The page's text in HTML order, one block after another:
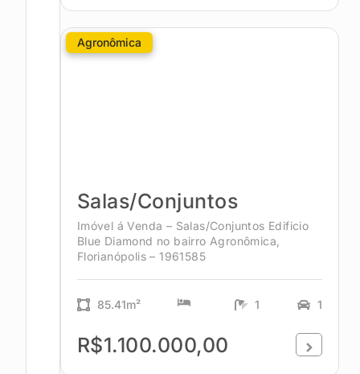
Agronômica
Salas/Conjuntos
Imóvel á Venda – Salas/Conjuntos Edificio
Blue Diamond no bairro Agronômica,
Florianópolis – 1961585
85.41m² 1 1
R$1.100.000,00